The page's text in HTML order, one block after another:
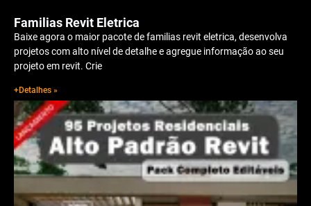
Familias Revit Eletrica
Baixe agora o maior pacote de familias revit eletrica, desenvolva
projetos com alto nível de detalhe e agregue informação ao seu
projeto em revit. Crie
+Detalhes »